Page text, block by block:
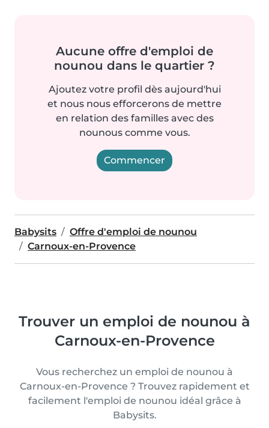
Aucune offre d'emploi de
nounou dans le quartier ?
Ajoutez votre profil dès aujourd'hui
et nous nous efforcerons de mettre
en relation des familles avec des
nounous comme vous.
Commencer
Babysits
Offre d'emploi de nounou
Carnoux-en-Provence
Trouver un emploi de nounou à
Carnoux-en-Provence
Vous recherchez un emploi de nounou à
Carnoux-en-Provence ? Trouvez rapidement et
facilement l'emploi de nounou idéal grâce à
Babysits.